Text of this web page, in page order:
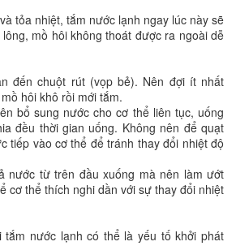
tỏa nhiệt, tắm nước lạnh ngay lúc này sẽ
mồ hôi không thoát được ra ngoài dễ
đến chuột rút (vọp bẻ). Nên đợi ít nhất
hôi khô rồi mới tắm.
bổ sung nước cho cơ thể liên tục, uống
đều thời gian uống. Không nên để quạt
tiếp vào cơ thể để tránh thay đổi nhiệt độ
nước từ trên đầu xuống mà nên làm ướt
cơ thể thích nghi dần với sự thay đổi nhiệt
tắm nước lạnh có thể là yếu tố khởi phát